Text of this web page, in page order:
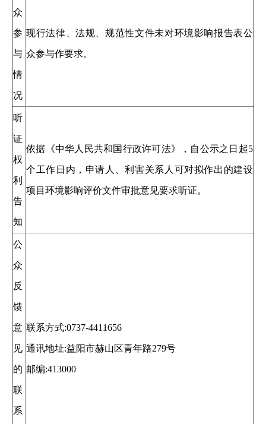
众
参
与
情
况
现行法律、法规、规范性文件未对环境影响报告表公
众参与作要求。
听
证
权
利
告
知
依据《中华人民共和国行政许可法》，自公示之日起5
个工作日内，申请人、利害关系人可对拟作出的建设
项目环境影响评价文件审批意见要求听证。
公
众
反
馈
意
见
的
联
系
联系方式:0737-4411656
通讯地址:益阳市赫山区青年路279号
邮编:413000